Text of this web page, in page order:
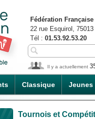
Classique Jeunes
Fédération
22 rue Esquirol,
Tél : 01.53.92.53.20
Il y a actuellement
Tournois et